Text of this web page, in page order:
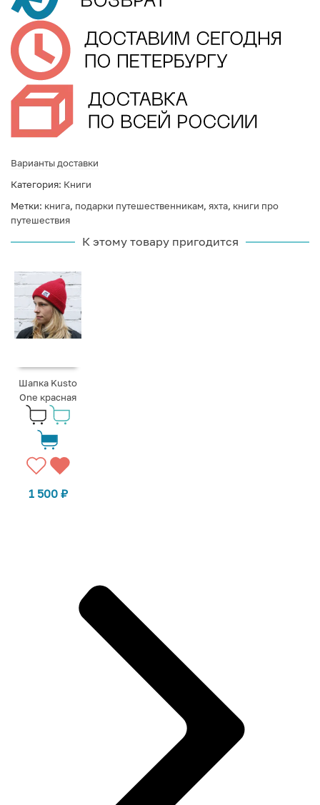
Варианты доставки
Категория: Книги
Метки: книга, подарки путешественникам, яхта, книги про
путешествия
К этому товару пригодится
Шапка Kusto
One красная
1 500 ₽